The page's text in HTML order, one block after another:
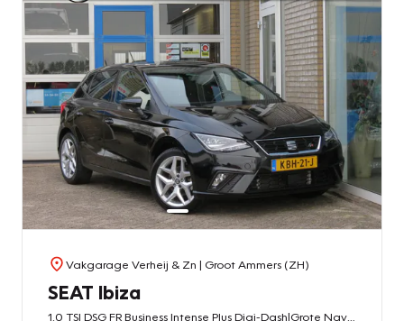
Vakgarage Verheij & Zn | Groot Ammers (ZH)
SEAT Ibiza